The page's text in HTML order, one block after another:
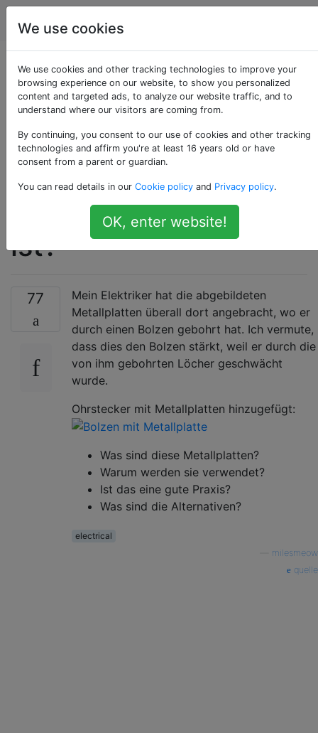
Hauptverbesserung
Warum hat mein
Elektriker überall dort
Metallplatten
angebracht, wo der
Bolzen durchgebohrt
ist?
77
Mein Elektriker hat die abgebildeten
Metallplatten überall dort angebracht, wo er
durch einen Bolzen gebohrt hat. Ich vermute,
dass dies den Bolzen stärkt, weil er durch die
von ihm gebohrten Löcher geschwächt
wurde.
Ohrstecker mit Metallplatten hinzugefügt:
Was sind diese Metallplatten?
Warum werden sie verwendet?
Ist das eine gute Praxis?
Was sind die Alternativen?
electrical
milesmeow
quelle
We use cookies
We use cookies and other tracking technologies to improve your
browsing experience on our website, to show you personalized
content and targeted ads, to analyze our website traffic, and to
understand where our visitors are coming from.
By continuing, you consent to our use of cookies and other tracking
technologies and affirm you're at least 16 years old or have
consent from a parent or guardian.
You can read details in our Cookie policy and Privacy policy.
OK, enter website!